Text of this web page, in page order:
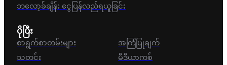
ဘလော့ခ်ချိန်း ငွေပြန်လည်ရယူခြင်း
ပိုပြီး
စာရွက်စာတမ်းများ
သတင်း
အကြံပြုချက်
မီဒီယာကစ်